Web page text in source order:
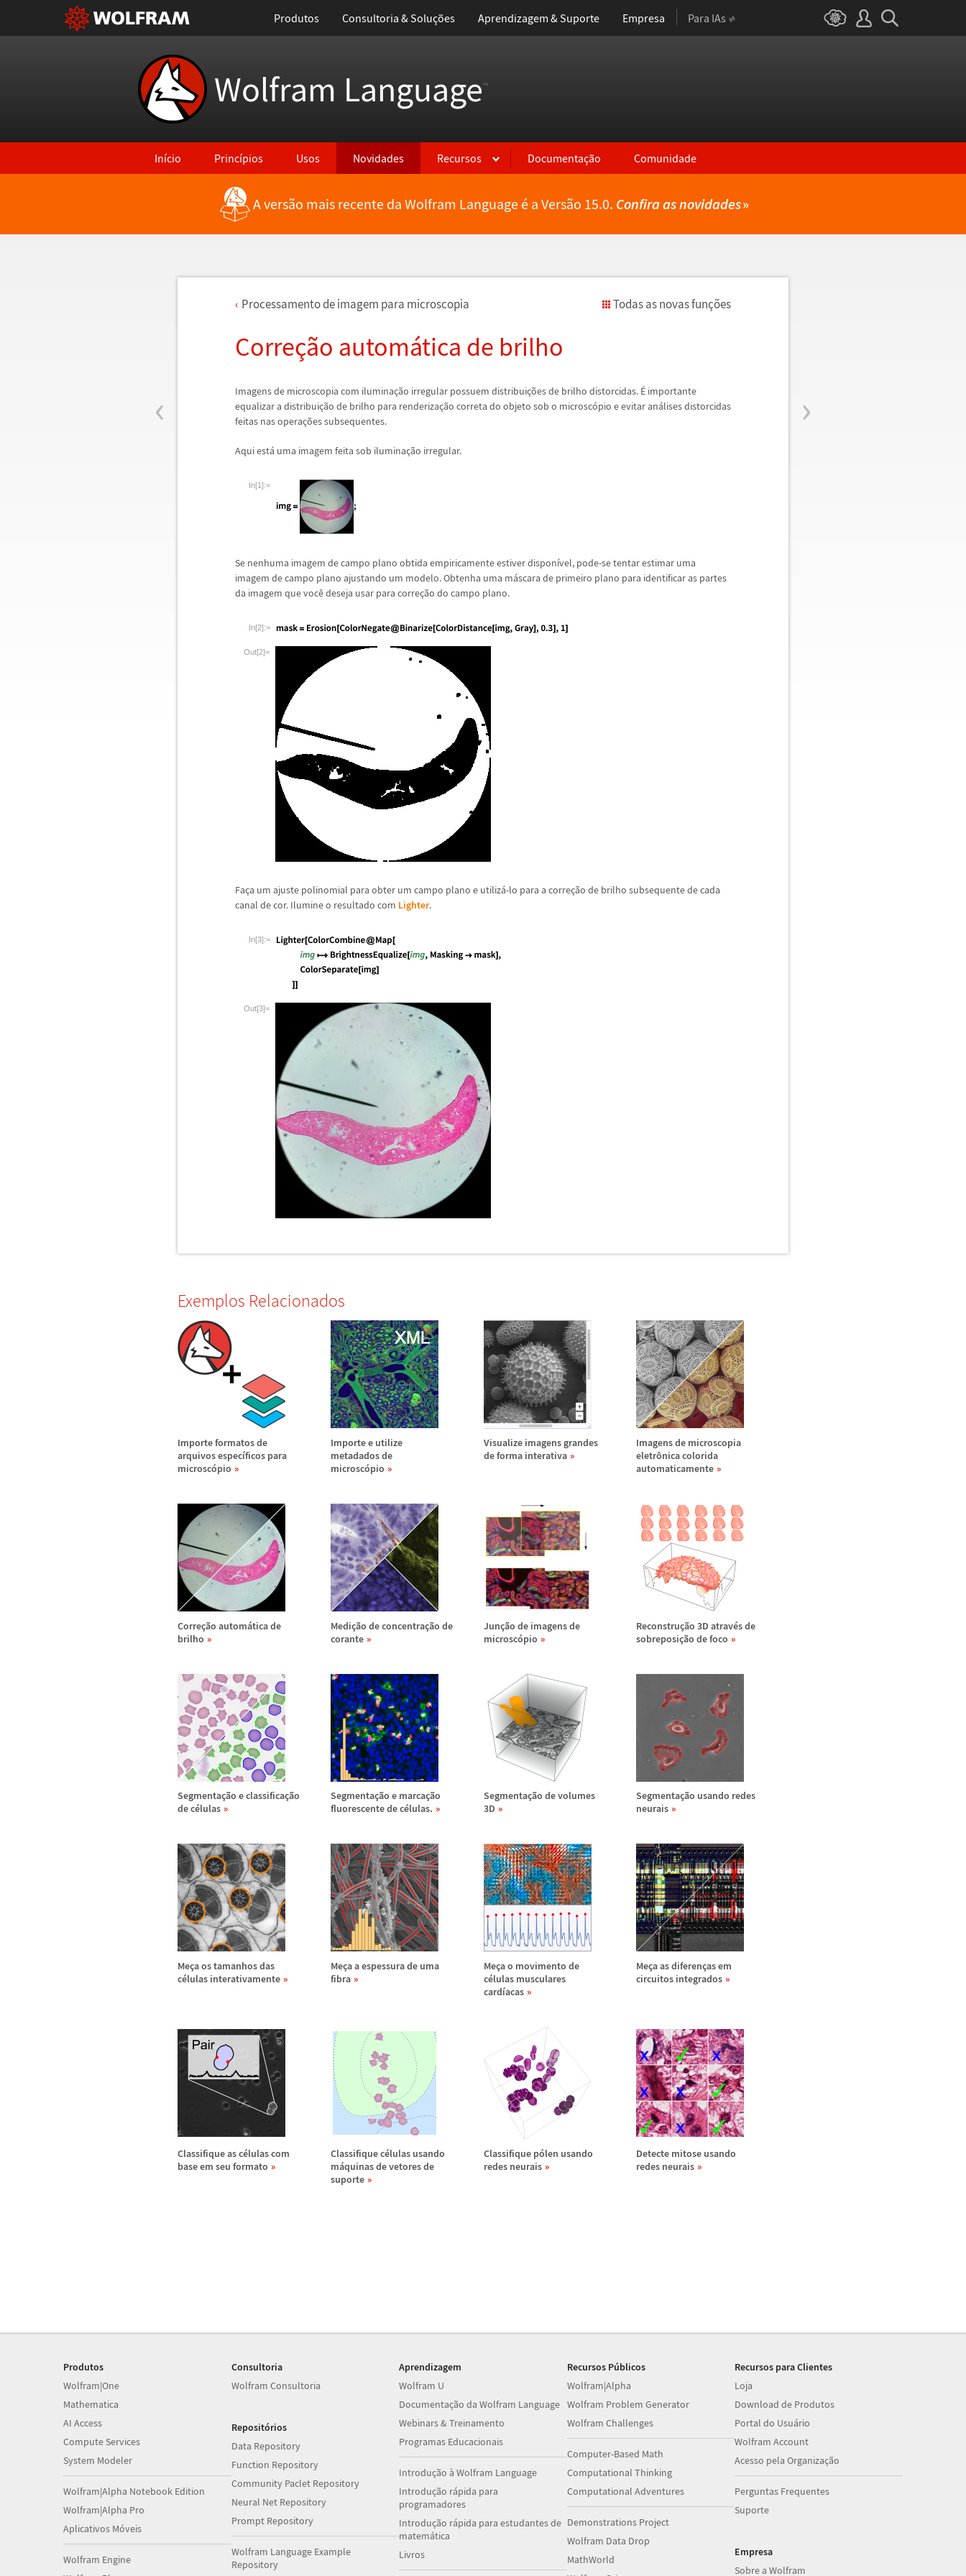
Produtos Consultoria & Soluções Aprendizagem & Suporte Empresa Para IAs
Wolfram Language™
Início Princípios Usos Novidades Recursos Documentação Comunidade
A versão mais recente da Wolfram Language é a Versão 15.0. Confira as novidades»
‹ ›
Processamento de imagem para microscopia Todas as novas funções
Correção automática de brilho
Imagens de microscopia com iluminação irregular possuem distribuições de brilho distorcidas. É importante
equalizar a distribuição de brilho para renderização correta do objeto sob o microscópio e evitar análises distorcidas
feitas nas operações subsequentes.
Aqui está uma imagem feita sob iluminação irregular.
In[1]:=
Se nenhuma imagem de campo plano obtida empiricamente estiver disponível, pode-se tentar estimar uma
imagem de campo plano ajustando um modelo. Obtenha uma máscara de primeiro plano para identificar as partes
da imagem que vocêdeseja usar para correção do campo plano.
In[2]:=
Out[2]=
Faça um ajuste polinomial para obter um campo plano e utilizá-lo para a correção de brilho subsequente de cada
canal de cor. Ilumine o resultado com Lighter.
In[3]:=
Out[3]=
Exemplos Relacionados
Importe formatos de
arquivos específicos para
microscópio
Importe e utilize
metadados de
microscópio
Visualize imagens grandes
de forma interativa
Imagens de microscopia
eletrônica colorida
automaticamente
Correção automática de
brilho
Medição de concentração de
corante
Junção de imagens de
microscópio
Reconstrução 3D através de
sobreposição de foco
Segmentação e classificação
de células
Segmentação e marcação
fluorescente de células.
Segmentação de volumes
3D
Segmentação usando redes
neurais
Meça os tamanhos das
células interativamente
Meça a espessura de uma
fibra
Meça o movimento de
células musculares
cardíacas
Meça as diferenças em
circuitos integrados
Classifique as células com
base em seu formato
Classifique células usando
máquinas de vetores de
suporte
Classifique pólen usando
redes neurais
Detecte mitose usando
redes neurais
Produtos
Wolfram|One
Mathematica
AI Access
Compute Services
System Modeler
Wolfram|Alpha Notebook Edition
Wolfram|Alpha Pro
Aplicativos Móveis
Wolfram Engine
Consultoria
Wolfram Consultoria
Repositórios
Data Repository
Function Repository
Community Paclet Repository
Neural Net Repository
Prompt Repository
Wolfram Language Example
Repository
Aprendizagem
Wolfram U
Documentação da Wolfram Language
Webinars & Treinamento
Programas Educacionais
Introdução à Wolfram Language
Introdução rápida para
programadores
Introdução rápida para estudantes de
matemática
Livros
Recursos Públicos
Wolfram|Alpha
Wolfram Problem Generator
Wolfram Challenges
Computer-Based Math
Computational Thinking
Computational Adventures
Demonstrations Project
Wolfram Data Drop
MathWorld
Recursos para Clientes
Loja
Download de Produtos
Portal do Usuário
Wolfram Account
Acesso pela Organização
Perguntas Frequentes
Suporte
Empresa
Sobre a Wolfram